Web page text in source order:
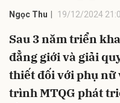
Ngọc Thu 19/12/2024
Sau 3 năm triển
đẳng giới và giải
thiết đối với phụ nữ
trình MTQG phát